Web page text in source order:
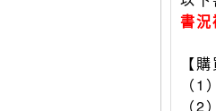
書
【
（
（